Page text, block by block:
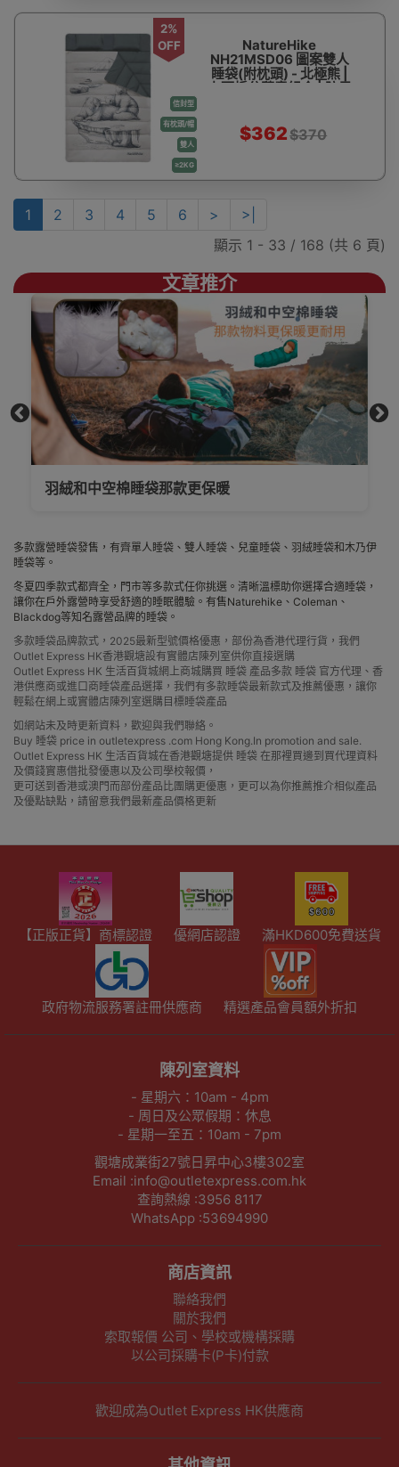
信封型
有枕頭/帽
雙人
≥2KG
2%
OFF
NatureHike
NH21MSD06 圖案雙人
睡袋(附枕頭) - 北極熊 |
上下拆分隨意組合 | 防風
$362$370
1 2 3 4 5 6 >
>|
顯示 1 - 33 / 168 (共 6 頁)
文章推介
羽絨和中空棉睡袋那款更保暖
多款露營睡袋發售，有齊單人睡袋、雙人睡袋、兒童睡袋、羽絨睡袋和木乃伊
睡袋等。
冬夏四季款式都齊全，門市等多款式任你挑選。清晰溫標助你選擇合適睡袋，
讓你在戶外露營時享受舒適的睡眠體驗。有售Naturehike、Coleman、
Blackdog等知名露營品牌的睡袋。
多款睡袋品牌款式，2025最新型號價格優惠，部份為香港代理行貨，我們
Outlet Express HK香港觀塘設有實體店陳列室供你直接選購
Outlet Express HK 生活百貨城網上商城購買 睡袋 產品多款 睡袋 官方代理、香
港供應商或進口商睡袋產品選擇，我們有多款睡袋最新款式及推薦優惠，讓你
輕鬆在網上或實體店陳列室選購目標睡袋產品
如網站未及時更新資料，歡迎與我們聯絡。
Buy 睡袋 price in outletexpress .com Hong Kong.In promotion and sale.
Outlet Express HK 生活百貨城在香港觀塘提供 睡袋 在那裡買邊到買代理資料
及價錢實惠借批發優惠以及公司學校報價，
更可送到香港或澳門而部份產品比團購更優惠，更可以為你推薦推介相似產品
及優點缺點，請留意我們最新產品價格更新
【正版正貨】商標認證 優網店認證 滿HKD600免費送貨
政府物流服務署註冊供應商 精選產品會員額外折扣
陳列室資料
- 星期六：10am - 4pm
- 周日及公眾假期：休息
- 星期一至五：10am - 7pm
觀塘成業街27號日昇中心3樓302室
Email :info@outletexpress.com.hk
查詢熱線 :3956 8117
WhatsApp :53694990
商店資訊
聯絡我們
關於我們
索取報價 公司、學校或機構採購
以公司採購卡(P卡)付款
歡迎成為Outlet Express HK供應商